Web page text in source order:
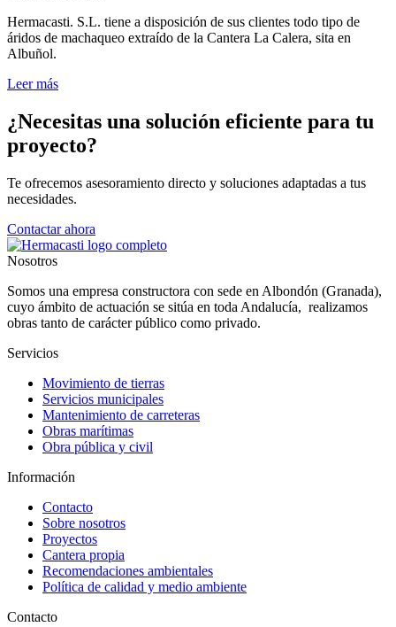
Hermacasti. S.L. tiene a disposición de sus clientes todo tipo de
áridos de machaqueo extraído de la Cantera La Calera, sita en
Albuñol.
Leer más
¿Necesitas una solución eficiente para tu
proyecto?
Te ofrecemos asesoramiento directo y soluciones adaptadas a tus
necesidades.
Contactar ahora
Nosotros
Somos una empresa constructora con sede en Albondón (Granada),
cuyo ámbito de actuación se sitúa en toda Andalucía, realizamos
obras tanto de carácter público como privado.
Servicios
Movimiento de tierras
Servicios municipales
Mantenimiento de carreteras
Obras marítimas
Obra pública y civil
Información
Contacto
Sobre nosotros
Proyectos
Cantera propia
Recomendaciones ambientales
Política de calidad y medio ambiente
Contacto